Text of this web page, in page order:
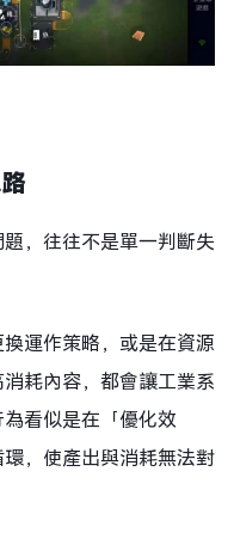
，往往不是單一判斷失
運作策略，或是在資源
耗內容，都會讓工業系
看似是在「優化效
，使產出與消耗無法對